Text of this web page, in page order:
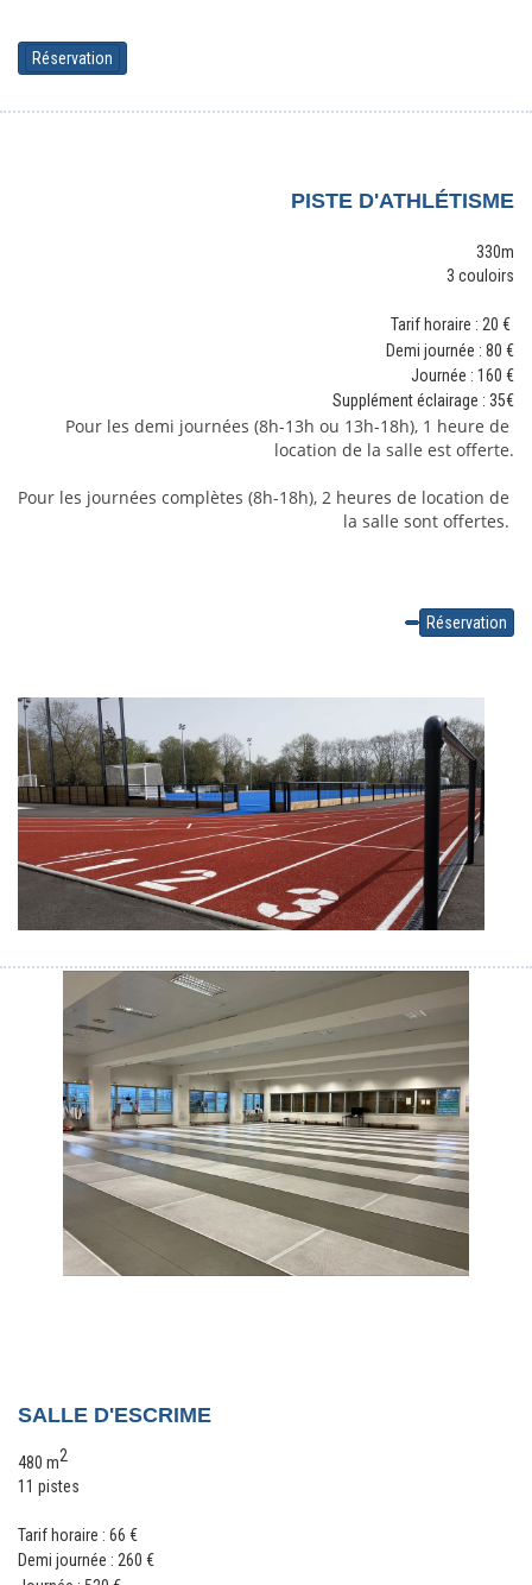
Réservation
PISTE D'ATHLÉTISME
330m
3 couloirs
Tarif horaire : 20 €
Demi journée : 80 €
Journée : 160 €
Supplément éclairage : 35€
Pour les demi journées (8h-13h ou 13h-18h), 1 heure de
location de la salle est offerte.
Pour les journées complètes (8h-18h), 2 heures de location de
la salle sont offertes.
Réservation
SALLE D'ESCRIME
480 m2
11 pistes
Tarif horaire : 66 €
Demi journée : 260 €